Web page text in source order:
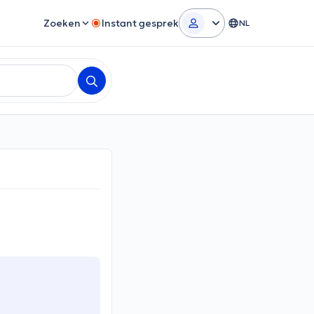
Zoeken Instant gesprek NL